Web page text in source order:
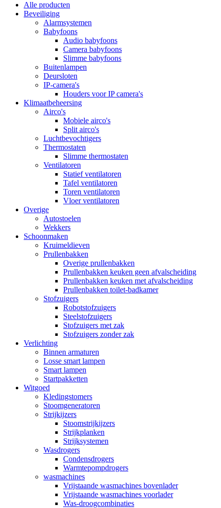
Alle producten
Beveiliging
Alarmsystemen
Babyfoons
Audio babyfoons
Camera babyfoons
Slimme babyfoons
Buitenlampen
Deursloten
IP-camera's
Houders voor IP camera's
Klimaatbeheersing
Airco's
Mobiele airco's
Split airco's
Luchtbevochtigers
Thermostaten
Slimme thermostaten
Ventilatoren
Statief ventilatoren
Tafel ventilatoren
Toren ventilatoren
Vloer ventilatoren
Overige
Autostoelen
Wekkers
Schoonmaken
Kruimeldieven
Prullenbakken
Overige prullenbakken
Prullenbakken keuken geen afvalscheiding
Prullenbakken keuken met afvalscheiding
Prullenbakken toilet-badkamer
Stofzuigers
Robotstofzuigers
Steelstofzuigers
Stofzuigers met zak
Stofzuigers zonder zak
Verlichting
Binnen armaturen
Losse smart lampen
Smart lampen
Startpakketten
Witgoed
Kledingstomers
Stoomgeneratoren
Strijkijzers
Stoomstrijkijzers
Strijkplanken
Strijksystemen
Wasdrogers
Condensdrogers
Warmtepompdrogers
wasmachines
Vrijstaande wasmachines bovenlader
Vrijstaande wasmachines voorlader
Was-droogcombinaties